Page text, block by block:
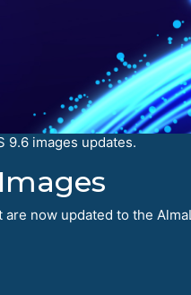
9.6 images updates.
now updated to the